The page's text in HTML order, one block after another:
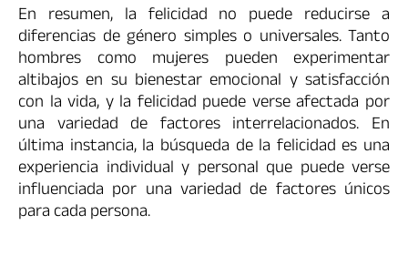
En resumen, la felicidad no puede reducirse a
diferencias de género simples o universales. Tanto
hombres como mujeres pueden experimentar
altibajos en su bienestar emocional y satisfacción
con la vida, y la felicidad puede verse afectada por
una variedad de factores interrelacionados. En
última instancia, la búsqueda de la felicidad es una
experiencia individual y personal que puede verse
influenciada por una variedad de factores únicos
para cada persona.